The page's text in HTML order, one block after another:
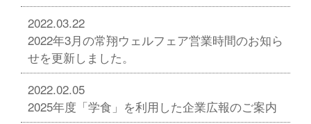
2022.03.22
2022年3月の常翔ウェルフェア営業時間のお知ら
せを更新しました。
2022.02.05
2025年度「学食」を利用した企業広報のご案内